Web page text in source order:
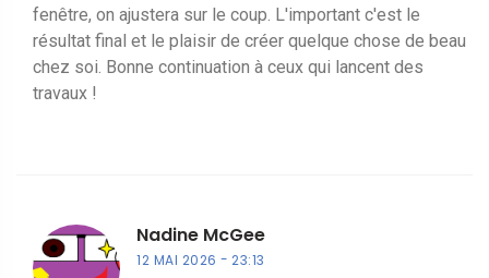
fenêtre, on ajustera sur le coup. L'important c'est le
résultat final et le plaisir de créer quelque chose de beau
chez soi. Bonne continuation à ceux qui lancent des
travaux !
Nadine McGee
12 MAI 2026 23:13